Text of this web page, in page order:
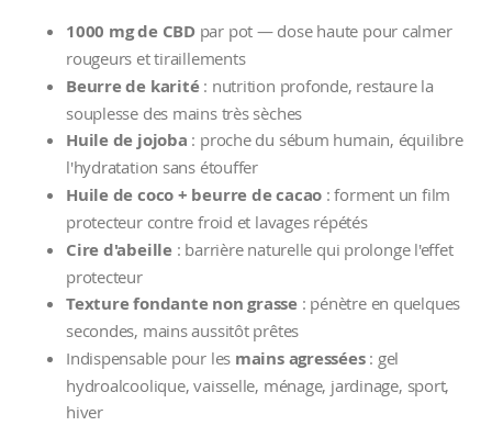
1000 mg de CBDpar pot — dose haute pour calmer
rougeurs et tiraillements
Beurre de karité: nutrition profonde, restaure la
souplesse des mains très sèches
Huile de jojoba : proche du sébum humain, équilibre
l'hydratation sans étouffer
Huile de coco + beurre de cacao : forment un film
protecteur contre froid et lavages répétés
Cire d'abeille: barrière naturelle qui prolonge l'effet
protecteur
Texture fondante non grasse: pénètre en quelques
secondes, mains aussitôt prêtes
Indispensable pour les mains agressées: gel
hydroalcoolique, vaisselle, ménage, jardinage, sport,
hiver